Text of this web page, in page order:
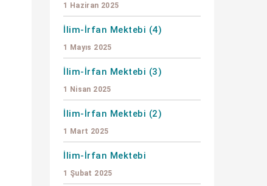
1 Haziran 2025
İlim-İrfan Mektebi (4)
1 Mayıs 2025
İlim-İrfan Mektebi (3)
1 Nisan 2025
İlim-İrfan Mektebi (2)
1 Mart 2025
İlim-İrfan Mektebi
1 Şubat 2025